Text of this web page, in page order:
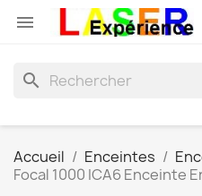

search
Accueil Enceintes
Focal 1000 ICA6 Enceinte